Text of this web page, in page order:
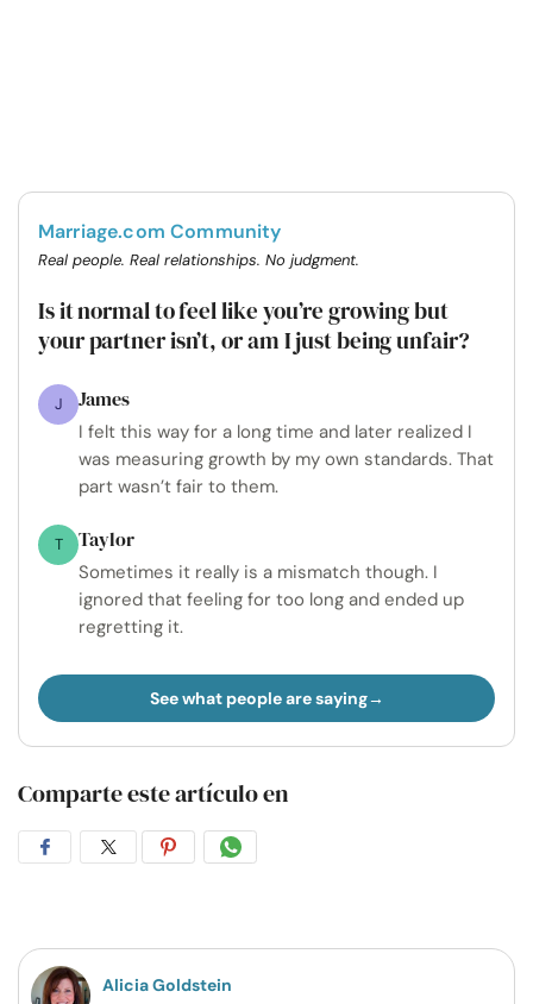
Marriage.com Community
Real people. Real relationships. No judgment.
Is it normal to feel like you’re growing but
your partner isn’t, or am I just being unfair?
J James
I felt this way for a long time and later realized I
was measuring growth by my own standards. That
part wasn’t fair to them.
T Taylor
Sometimes it really is a mismatch though. I
ignored that feeling for too long and ended up
regretting it.
See what people are saying
Comparte este artículo en
CompartirCompartirCompartirCompartir
Alicia Goldstein